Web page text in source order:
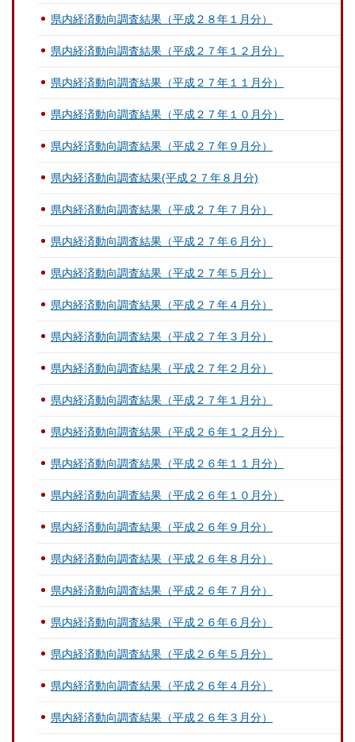
県内経済動向調査結果（平成２８年１月分）
県内経済動向調査結果（平成２７年１２月分）
県内経済動向調査結果（平成２７年１１月分）
県内経済動向調査結果（平成２７年１０月分）
県内経済動向調査結果（平成２７年９月分）
県内経済動向調査結果(平成２７年８月分)
県内経済動向調査結果（平成２７年７月分）
県内経済動向調査結果（平成２７年６月分）
県内経済動向調査結果（平成２７年５月分）
県内経済動向調査結果（平成２７年４月分）
県内経済動向調査結果（平成２７年３月分）
県内経済動向調査結果（平成２７年２月分）
県内経済動向調査結果（平成２７年１月分）
県内経済動向調査結果（平成２６年１２月分）
県内経済動向調査結果（平成２６年１１月分）
県内経済動向調査結果（平成２６年１０月分）
県内経済動向調査結果（平成２６年９月分）
県内経済動向調査結果（平成２６年８月分）
県内経済動向調査結果（平成２６年７月分）
県内経済動向調査結果（平成２６年６月分）
県内経済動向調査結果（平成２６年５月分）
県内経済動向調査結果（平成２６年４月分）
県内経済動向調査結果（平成２６年３月分）